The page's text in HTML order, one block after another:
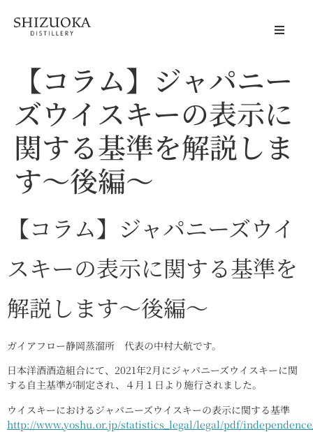
Distillery
体験する
Visit Us
商品情報
Products
Access
News
お問合せ
Contact
【コラム】ジャパニー
ズウイスキーの表示に
関する基準を解説しま
す〜後編〜
【コラム】ジャパニーズウイ
スキーの表示に関する基準を
解説します〜後編〜
ガイアフロー静岡蒸溜所 代表の中村大航です。
日本洋酒酒造組合にて、2021年2月にジャパニーズウイスキーに関
する自主基準が制定され、４月１日より施行されました。
ウイスキーにおけるジャパニーズウイスキーの表示に関する基準
http://www.yoshu.or.jp/statistics_legal/legal/pdf/